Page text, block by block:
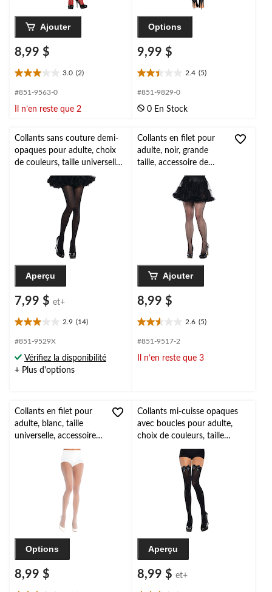
Ajouter
8,99 $
3.0 (2)
3.0
étoile(s)
5.
évaluations
#851-9563-0
Il n’en reste que 2
Options
9,99 $
2.4 (5)
2.4
étoile(s)
5.
évaluations
#851-9829-0
0 En Stock
Collants sans couture demi-
opaques pour adulte, choix
de couleurs, taille universelle,
accessoire de costume à
porter pour l'Halloween
Aperçu
7,99 $ et+
2.9 (14)
2.9
étoile(s)
5.
14
#851-9529X
Vérifiez la disponibilité
+ Plus d'options
Collants en filet pour
adulte, noir, grande
taille, accessoire de
costume à porter pour
l'Halloween
Ajouter
8,99 $
2.6 (5)
2.6
étoile(s)
5.
#851-9517-2
Il n’en reste que 3
Collants en filet pour
adulte, blanc, taille
universelle, accessoire
de costume à porter
pour l'Halloween
Options
8,99 $
Collants mi-cuisse opaques
avec boucles pour adulte,
choix de couleurs, taille
universelle, accessoire de
costume à porter pour
Aperçu
8,99 $ et+